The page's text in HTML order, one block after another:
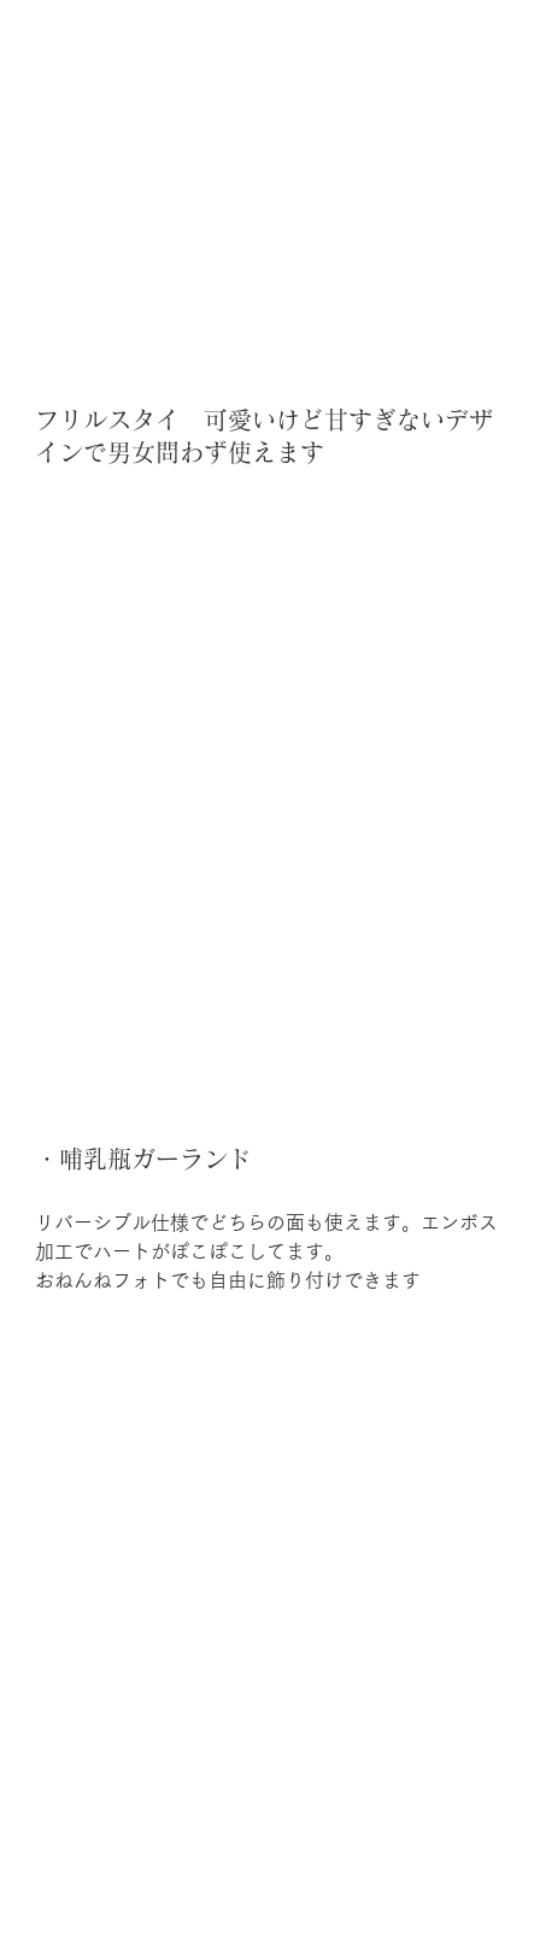
フリルスタイ　可愛いけど甘すぎないデザ
インで男女問わず使えます
・哺乳瓶ガーランド
リバーシブル仕様でどちらの面も使えます。エンボス
加工でハートがぽこぽこしてます。
おねんねフォトでも自由に飾り付けできます